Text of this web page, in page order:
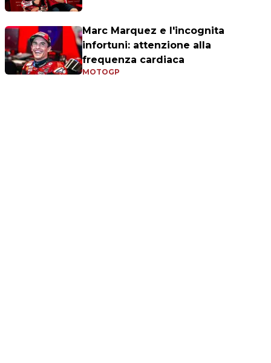
Marc Marquez e l'incognita
infortuni: attenzione alla
frequenza cardiaca
MOTOGP